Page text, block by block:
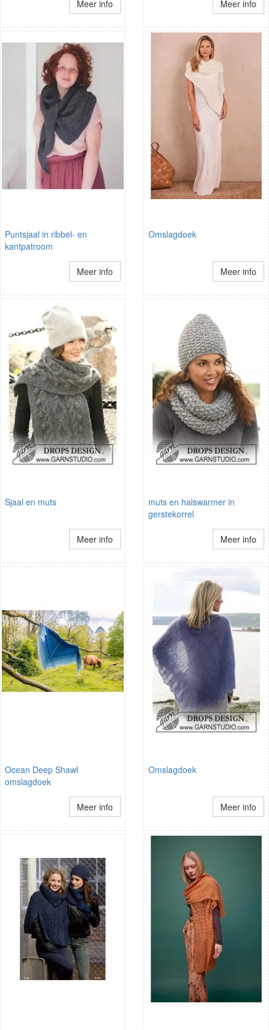
Meer info Meer info
Puntsjaal in ribbel- en
kantpatroom
Meer info
Omslagdoek
Meer info
Sjaal en muts
Meer info
muts en halswarmer in
gerstekorrel
Meer info
Ocean Deep Shawl
omslagdoek
Meer info
Omslagdoek
Meer info